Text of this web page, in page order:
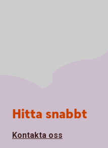
Sidfot
Hitta snabbt
Kontakta oss